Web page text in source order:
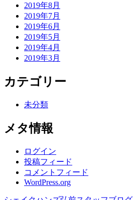
2019年8月
2019年7月
2019年6月
2019年5月
2019年4月
2019年3月
カテゴリー
未分類
メタ情報
ログイン
投稿フィード
コメントフィード
WordPress.org